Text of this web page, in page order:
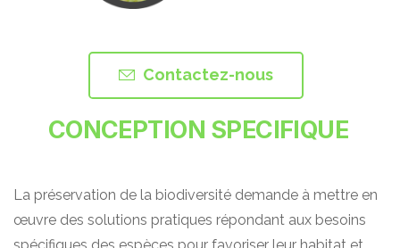
Contactez-nous
CONCEPTION SPECIFIQUE
La préservation de la biodiversité demande à mettre en
œuvre des solutions pratiques répondant aux besoins